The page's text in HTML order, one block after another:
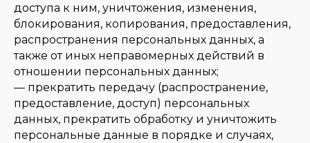
доступа к ним, уничтожения, изменения,
блокирования, копирования, предоставления,
распространения персональных данных, а
также от иных неправомерных действий в
отношении персональных данных;
— прекратить передачу (распространение,
предоставление, доступ) персональных
данных, прекратить обработку и уничтожить
персональные данные в порядке и случаях,